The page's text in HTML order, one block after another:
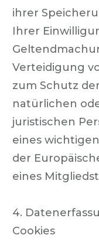
ihrer
Ihrer
Verteidigung
zum Schutz
natürlichen
juristischen
eines
der
eines
4.
Cookies